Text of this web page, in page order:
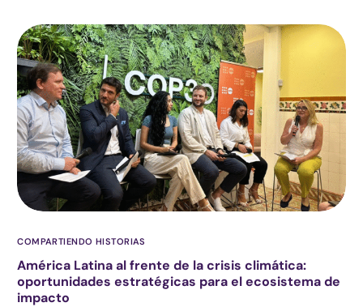
COMPARTIENDO HISTORIAS
América Latina al frente de la crisis climática:
oportunidades estratégicas para el ecosistema de
impacto